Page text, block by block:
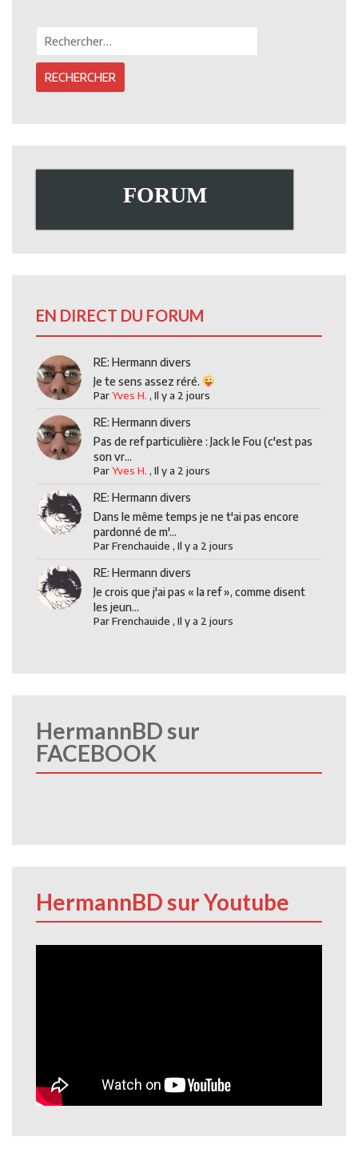
FORUM
EN DIRECT DU FORUM
RE: Hermann divers
Je te sens assez réré.
ParYves H. ,Il y a 2 jours
RE: Hermann divers
Pas de ref particulière : Jack le Fou (c'est pas
son vr...
ParYves H. ,Il y a 2 jours
RE: Hermann divers
Dans le même temps je ne t'ai pas encore
pardonné de m'...
ParFrenchauide ,Il y a 2 jours
RE: Hermann divers
Je crois que j'ai pas « la ref », comme disent
les jeun...
ParFrenchauide ,Il y a 2 jours
HermannBD sur
FACEBOOK
HermannBD sur Youtube